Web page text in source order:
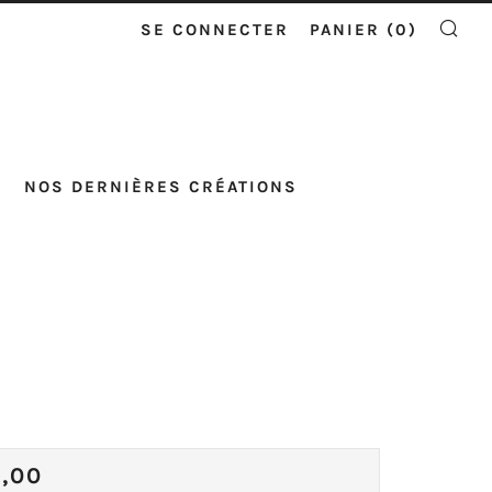
NOS DERNIÈRES CRÉATIONS
SE CONNECTER PANIER (0)